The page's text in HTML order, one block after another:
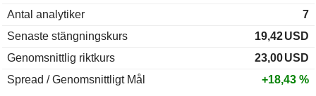
Antal analytiker
7
Senaste stängningskurs
19,42USD
Genomsnittlig riktkurs
23,00USD
Spread / Genomsnittligt Mål
+18,43 %